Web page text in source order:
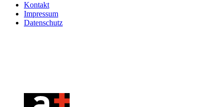
Kontakt
Impressum
Datenschutz